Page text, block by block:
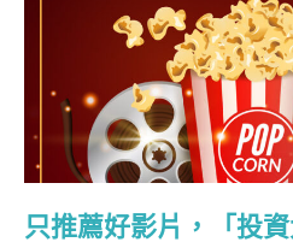
只推薦好影片，「投